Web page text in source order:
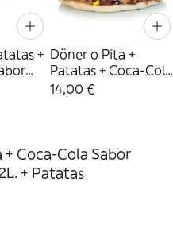
+
2L.
Döner o Pita +
Patatas + Coca-Cola
Sabor Original lata
14,00 €
+ Coca-Cola Sabor
+ Patatas